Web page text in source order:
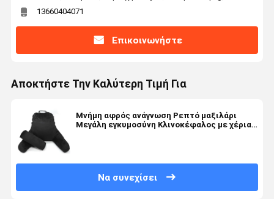
13660404071
Επικοινωνήστε
Αποκτήστε Την Καλύτερη Τιμή Για
Μνήμη αφρός ανάγνωση Ρεπτό μαξιλάρι
Μεγάλη εγκυμοσύνη Κλινοκέφαλος με χέρια
Να συνεχίσει